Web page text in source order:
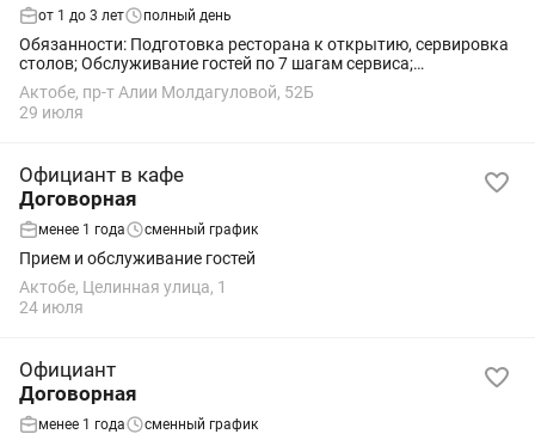
от 1 до 3 лет полный день
Обязанности: Подготовка ресторана к открытию, сервировка
столов; Обслуживание гостей по 7 шагам сервиса;
Консультирование гостей ресторана по блюдам и напиткам;
Соблюдение правил внутреннего...
Актобе, пр-т Алии Молдагуловой, 52Б
29 июля
Официант в кафе
Договорная
менее 1 года сменный график
Прием и обслуживание гостей
Актобе, Целинная улица, 1
24 июля
Официант
Договорная
менее 1 года сменный график